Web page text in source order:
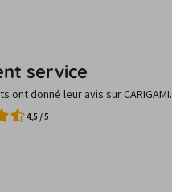
service
ont donné leur avis sur CARIGAMI.
4,5 /5